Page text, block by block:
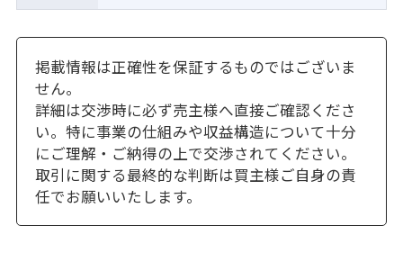
掲載情報は正確性を保証するものではございま
せん。
詳細は交渉時に必ず売主様へ直接ご確認くださ
い。特に事業の仕組みや収益構造について十分
にご理解・ご納得の上で交渉されてください。
取引に関する最終的な判断は買主様ご自身の責
任でお願いいたします。